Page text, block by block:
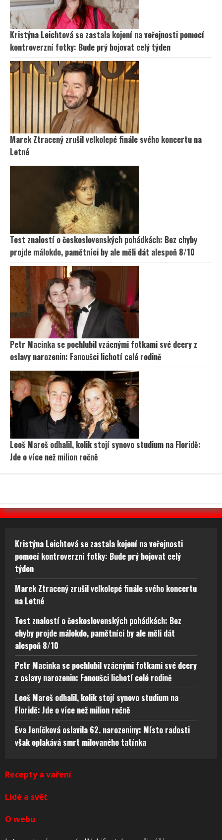
Kristýna Leichtová se zastala kojení na veřejnosti pomocí
kontroverzní fotky: Bude prý bojovat celý týden
Marek Ztracený zrušil velkolepé finále svého koncertu na
Letné
Test znalostí o československých pohádkách: Bez chyby
projde málokdo, pamětníci by ale měli dát alespoň 8/10
Petr Macinka se pochlubil vzácnými fotkami své dcery z
oslavy narozenin: Fanoušci lichotí celé rodině
Leoš Mareš odhalil, kolik stojí synovo studium na Floridě:
Jde o více než milion ročně
Kristýna Leichtová se zastala kojení na veřejnosti
pomocí kontroverzní fotky: Bude prý bojovat celý
týden
Marek Ztracený zrušil velkolepé finále svého koncertu
na Letné
Test znalostí o československých pohádkách: Bez
chyby projde málokdo, pamětníci by ale měli dát
alespoň 8/10
Petr Macinka se pochlubil vzácnými fotkami své dcery
z oslavy narozenin: Fanoušci lichotí celé rodině
Leoš Mareš odhalil, kolik stojí synovo studium na
Floridě: Jde o více než milion ročně
Eva Jeníčková oslavila 62. narozeniny: Místo radosti
však oplakává smrt milovaného tatínka
Recepty a vaření
Lidé a svět
O webu